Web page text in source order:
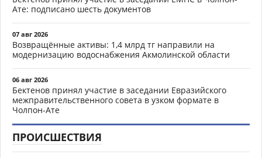
Ате: подписано шесть документов
07 авг 2026
Возвращённые активы: 1,4 млрд тг направили на
модернизацию водоснабжения Акмолинской области
06 авг 2026
Бектенов принял участие в заседании Евразийского
межправительственного совета в узком формате в
Чолпон-Ате
ПРОИСШЕСТВИЯ